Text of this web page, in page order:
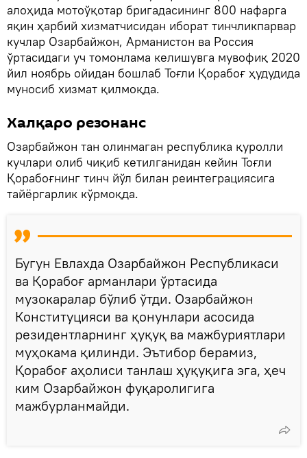
алоҳида мотоўқотар бригадасининг 800 нафарга
яқин ҳарбий хизматчисидан иборат тинчликпарвар
кучлар Озарбайжон, Арманистон ва Россия
ўртасидаги уч томонлама келишувга мувофиқ 2020
йил ноябрь ойидан бошлаб Тоғли Қорабоғ ҳудудида
муносиб хизмат қилмоқда.
Халқаро резонанс
Озарбайжон тан олинмаган республика қуролли
кучлари олиб чиқиб кетилганидан кейин Тоғли
Қорабоғнинг тинч йўл билан реинтеграциясига
тайёргарлик кўрмоқда.
Бугун Евлахда Озарбайжон Республикаси
ва Қорабоғ арманлари ўртасида
музокаралар бўлиб ўтди. Озарбайжон
Конституцияси ва қонунлари асосида
резидентларнинг ҳуқуқ ва мажбуриятлари
муҳокама қилинди. Эътибор берамиз,
Қорабоғ аҳолиси танлаш ҳуқуқига эга, ҳеч
ким Озарбайжон фуқаролигига
мажбурланмайди.